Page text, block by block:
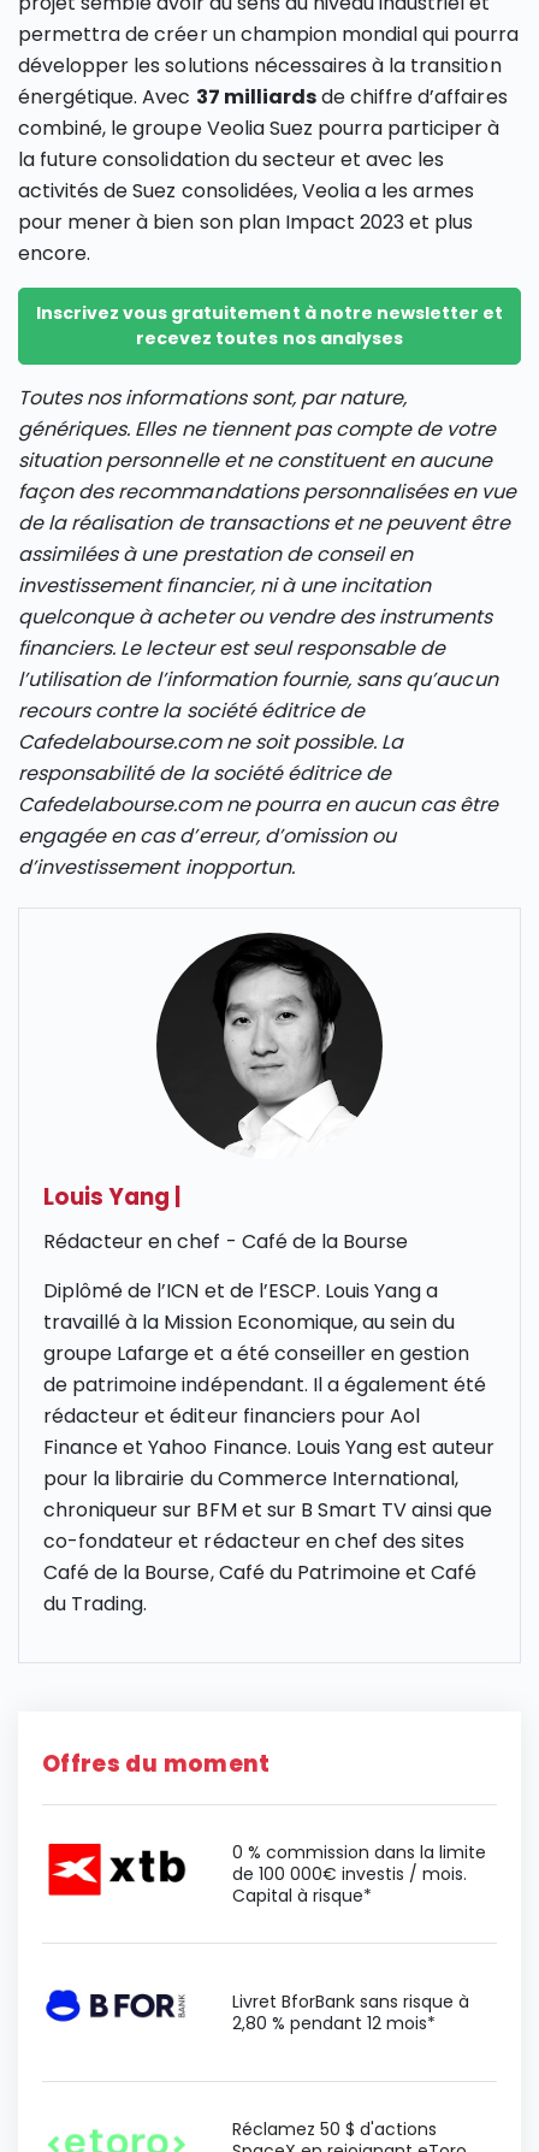
permettra de créer un champion mondial qui pourra
développer les solutions nécessaires à la transition
énergétique. Avec 37 milliardsde chiffre d’affaires
combiné, le groupe Veolia Suez pourra participer à
la future consolidation du secteur et avec les
activités de Suez consolidées, Veolia a les armes
pour mener à bien son plan Impact 2023 et plus
encore.
Inscrivez vous gratuitement à notre newsletter et
recevez toutes nos analyses
Toutes nos informations sont, par nature,
génériques. Elles ne tiennent pas compte de votre
situation personnelle et ne constituent en aucune
façon des recommandations personnalisées en vue
de la réalisation de transactions et ne peuvent être
assimilées à une prestation de conseil en
investissement financier, ni à une incitation
quelconque à acheter ou vendre des instruments
financiers. Le lecteur est seul responsable de
l’utilisation de l’information fournie, sans qu’aucun
recours contre la société éditrice de
Cafedelabourse.com ne soit possible. La
responsabilité de la société éditrice de
Cafedelabourse.com ne pourra en aucun cas être
engagée en cas d’erreur, d’omission ou
d’investissement inopportun.
Louis Yang
Rédacteur en chef - Café de la Bourse
Diplômé de l’ICN et de l’ESCP. Louis Yang a
travaillé à la Mission Economique, au sein du
groupe Lafarge et a été conseiller en gestion
de patrimoine indépendant. Il a également été
rédacteur et éditeur financiers pour Aol
Finance et Yahoo Finance. Louis Yang est auteur
pour la librairie du Commerce International,
chroniqueur sur BFM et sur B Smart TV ainsi que
co-fondateur et rédacteur en chef des sites
Café de la Bourse, Café du Patrimoine et Café
du Trading.
Offres du moment
0 % commission dans la limite
de 100 000€ investis / mois.
Capital à risque*
Livret BforBank sans risque à
2,80 % pendant 12 mois*
Réclamez 50 $ d'actions